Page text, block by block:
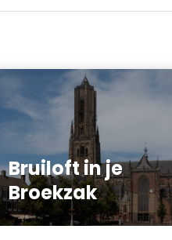
Bruiloft in je
Broekzak